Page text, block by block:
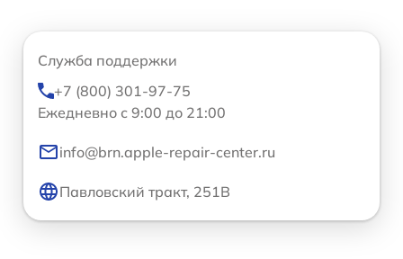
Служба поддержки
+7 (800) 301-97-75
Ежедневно с 9:00 до 21:00
info@brn.apple-repair-center.ru
Павловский тракт, 251В